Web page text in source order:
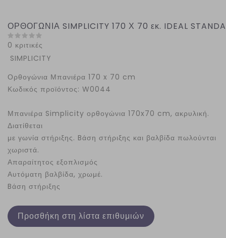
ΟΡΘΟΓΩΝΙΑ SIMPLICITY 170 Χ 70 εκ. IDEAL
0 κριτικές
SIMPLICITY
Ορθογώνια Μπανιέρα 170 x 70 cm
Κωδικός προϊόντος: W0044
Μπανιέρα Simplicity ορθογώνια 170x70 cm, ακρυλική.
Διατίθεται
με γωνία στήριξης. Bάση στήριξης και βαλβίδα πωλούνται
χωριστά.
Απαραίτητος εξοπλισμός
Αυτόματη βαλβίδα, χρωμέ.
Bάση στήριξης
Προσθήκη στη λίστα επιθυμιών